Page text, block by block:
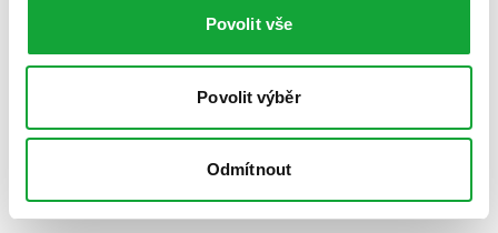
Povolit vše
Povolit výběr
Odmítnout